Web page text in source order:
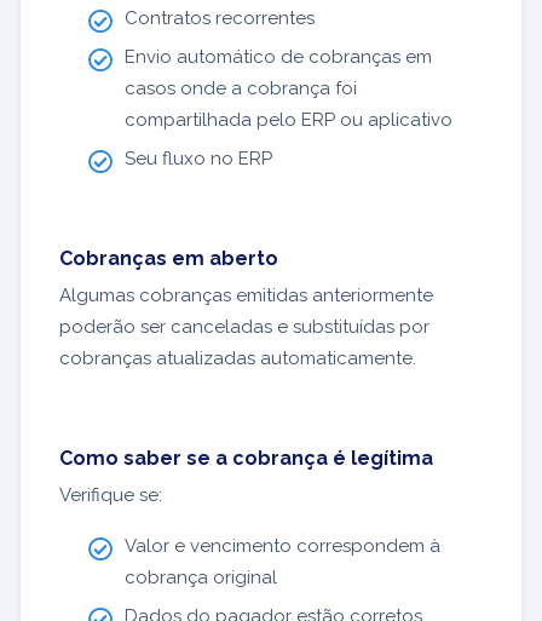
Contratos recorrentes
Envio automático de cobranças em
casos onde a cobrança foi
compartilhada pelo ERP ou aplicativo
Seu fluxo no ERP
Cobranças em aberto
Algumas cobranças emitidas anteriormente
poderão ser canceladas e substituídas por
cobranças atualizadas automaticamente.
Como saber se a cobrança é legítima
Verifique se:
Valor e vencimento correspondem à
cobrança original
Dados do pagador estão corretos